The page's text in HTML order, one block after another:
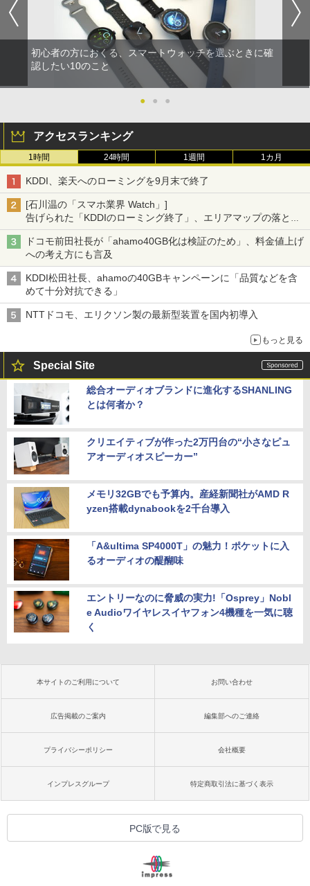
初心者の方におくる、スマートウォッチを選ぶときに確
認したい10のこと
● ● ●
アクセスランキング
1時間 24時間 1週間 1カ月
KDDI、楽天へのローミングを9月末で終了
[石川温の「スマホ業界 Watch」]
告げられた「KDDIのローミング終了」、エリアマップの落とし
穴と楽天モバイルの課題
ドコモ前田社長が「ahamo40GB化は検証のため」、料金値上げ
への考え方にも言及
KDDI松田社長、ahamoの40GBキャンペーンに「品質などを含
めて十分対抗できる」
NTTドコモ、エリクソン製の最新型装置を国内初導入
もっと見る
Special Site
総合オーディオブランドに進化するSHANLING
とは何者か？
クリエイティブが作った2万円台の“小さなピュ
アオーディオスピーカー”
メモリ32GBでも予算内。産経新聞社がAMD R
yzen搭載dynabookを2千台導入
「A&ultima SP4000T」の魅力！ポケットに入
るオーディオの醍醐味
エントリーなのに脅威の実力!「Osprey」Nobl
e Audioワイヤレスイヤフォン4機種を一気に聴
く
本サイトのご利用について お問い合わせ
広告掲載のご案内 編集部へのご連絡
プライバシーポリシー 会社概要
インプレスグループ 特定商取引法に基づく表示
PC版で見る